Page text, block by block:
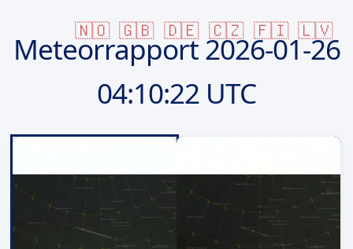
🇳🇴 🇬🇧 🇩🇪 🇨🇿 🇫🇮 🇱🇻
Meteorrapport2026-01-26
04:10:22 UTC